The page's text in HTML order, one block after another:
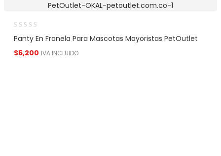
Panty En Franela Para Mascotas Mayoristas PetOutlet
$6,200 IVA INCLUIDO